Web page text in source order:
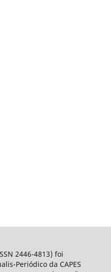
2446-4813) foi
Periódico da CAPES